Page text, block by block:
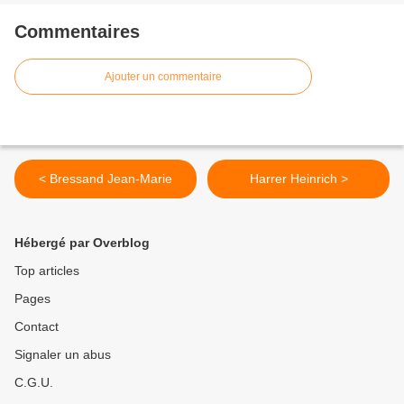
Commentaires
Ajouter un commentaire
< Bressand Jean-Marie Harrer Heinrich >
Hébergé par Overblog
Top articles
Pages
Contact
Signaler un abus
C.G.U.